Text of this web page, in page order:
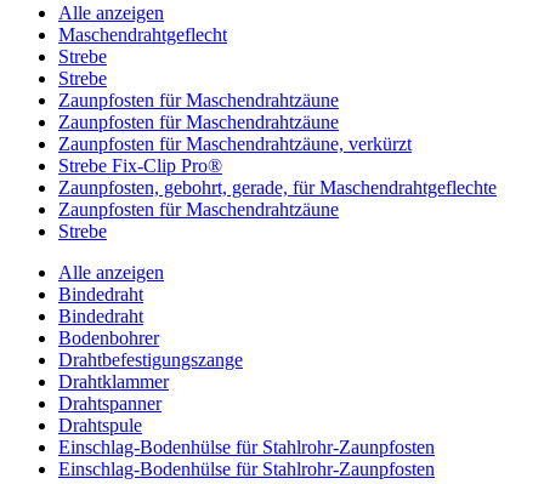
Alle anzeigen
Maschendrahtgeflecht
Strebe
Strebe
Zaunpfosten für Maschendrahtzäune
Zaunpfosten für Maschendrahtzäune
Zaunpfosten für Maschendrahtzäune, verkürzt
Strebe Fix-Clip Pro®
Zaunpfosten, gebohrt, gerade, für Maschendrahtgeflechte
Zaunpfosten für Maschendrahtzäune
Strebe
Alle anzeigen
Bindedraht
Bindedraht
Bodenbohrer
Drahtbefestigungszange
Drahtklammer
Drahtspanner
Drahtspule
Einschlag-Bodenhülse für Stahlrohr-Zaunpfosten
Einschlag-Bodenhülse für Stahlrohr-Zaunpfosten